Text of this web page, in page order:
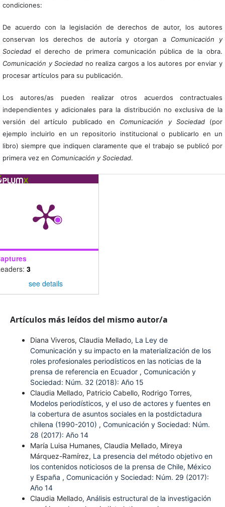
condiciones:
De acuerdo con la legislación de derechos de autor, los autores
conservan los derechos de autoría y otorgan a Comunicación y
Sociedadel derecho de primera comunicación pública de la obra.
Comunicación y Sociedad no realiza cargos a los autores por enviar y
procesar artículos para su publicación.
Los autores/as pueden realizar otros acuerdos contractuales
independientes y adicionales para la distribución no exclusiva de la
versión del artículo publicado en Comunicación y Sociedad(por
ejemplo incluirlo en un repositorio institucional o publicarlo en un
libro) siempre que indiquen claramente que el trabajo se publicó por
primera vez en Comunicación y Sociedad.
3
see details
Artículos más leídos del mismo autor/a
Diana Viveros, Claudia Mellado, La Ley de
Comunicación y su impacto en la materialización de los
roles profesionales periodísticos en las noticias de la
prensa de referencia en Ecuador , Comunicación y
Sociedad: Núm. 32 (2018): Año 15
Claudia Mellado, Patricio Cabello, Rodrigo Torres,
Modelos periodísticos, y el uso de actores y fuentes en
la cobertura de asuntos sociales en la postdictadura
chilena (1990-2010) , Comunicación y Sociedad: Núm.
28 (2017): Año 14
María Luisa Humanes, Claudia Mellado, Mireya
Márquez-Ramírez, La presencia del método objetivo en
los contenidos noticiosos de la prensa de Chile, México
y España , Comunicación y Sociedad: Núm. 29 (2017):
Año 14
Claudia Mellado, Análisis estructural de la investigación